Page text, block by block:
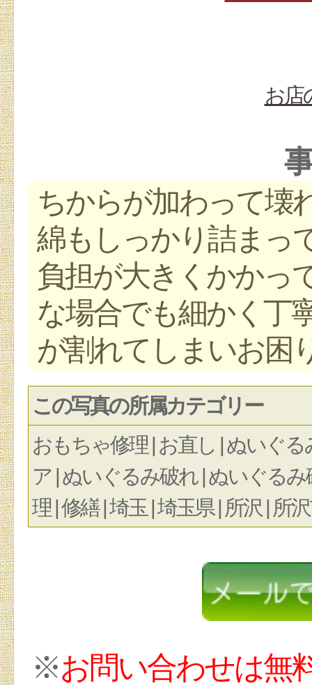
お店
ちからが加わって壊
綿もしっかり詰まっ
負担が大きくかかっ
な場合でも細かく丁
が割れてしまいお困
この写真の所属カテゴリー
おもちゃ修理 | お直し | ぬいぐ
ア | ぬいぐるみ破れ | ぬいぐる
理 | 修繕 | 埼玉 | 埼玉県 | 所沢 | 所
※お問い合わせは無